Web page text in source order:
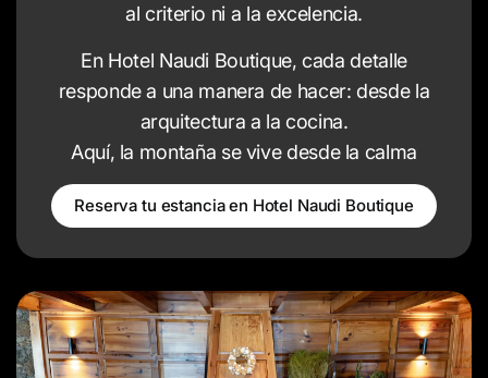
al criterio ni a la excelencia.
En Hotel Naudi Boutique, cada detalle
responde a una manera de hacer: desde la
arquitectura a la cocina.
Aquí, la montaña se vive desde la calma
Reserva tu estancia en Hotel Naudi Boutique